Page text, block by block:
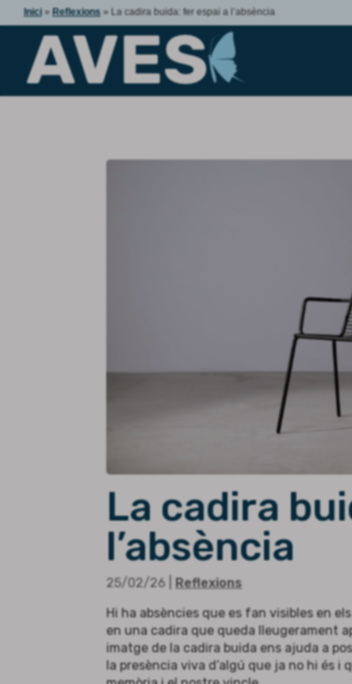
Inici » Reflexions » La cadira buida: fer espai a l’absència
La cadira
l’absència
25/02/26 Reflexions
Hi ha absències que es fan visibles en
en una cadira que queda lleugerament
imatge de la cadira buida ens ajuda a
la presència viva d’algú que ja no hi és